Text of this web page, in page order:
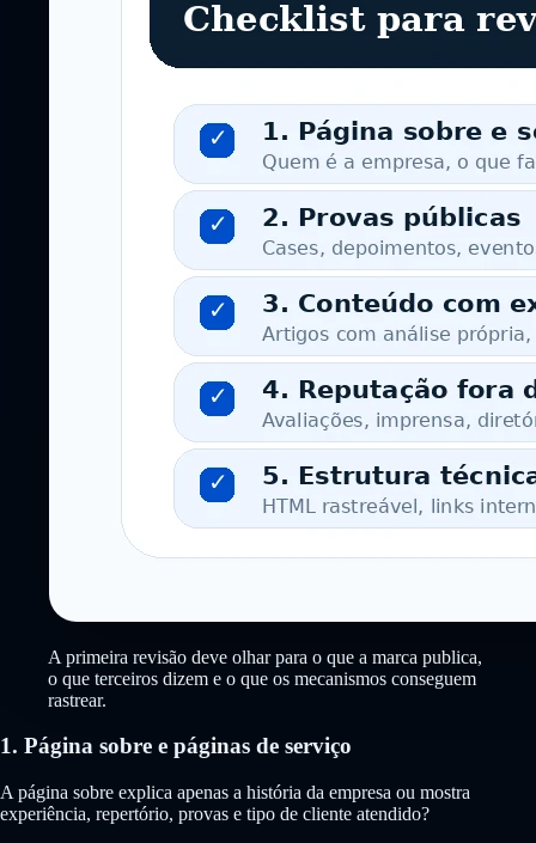
A primeira revisão deve olhar para o que a marca publica,
o que terceiros dizem e o que os mecanismos conseguem
rastrear.
1. Página sobre e páginas de serviço
A página sobre explica apenas a história da empresa ou mostra
experiência, repertório, provas e tipo de cliente atendido?